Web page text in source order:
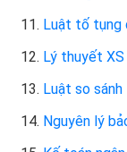
11. Luật tố tụng
12. Lý thuyết
13. Luật so sánh
14. Nguyên lý